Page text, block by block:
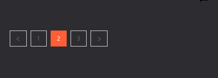
1 2 3